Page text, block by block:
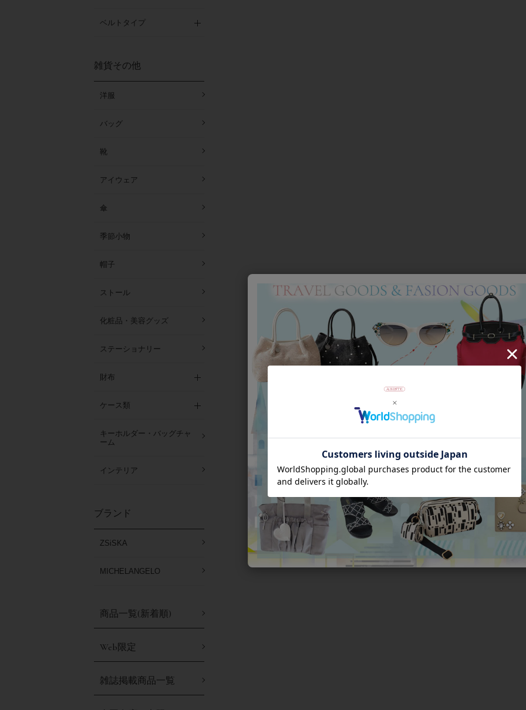
ベルトタイプ
雑貨その他
洋服
バッグ
靴
アイウェア
傘
季節小物
帽子
ストール
化粧品・美容グッズ
ステーショナリー
財布
ケース類
キーホルダー・バッグチャ
ーム
インテリア
ブランド
ZSiSKA
MICHELANGELO
商品一覧(新着順)
Web限定
雑誌掲載商品一覧